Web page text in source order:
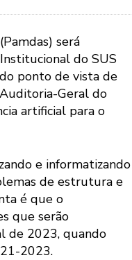
será
do SUS
ponto de vista de
Geral do
artificial para o
e informatizando
de estrutura e
é que o
que serão
de 2023, quando
2023.